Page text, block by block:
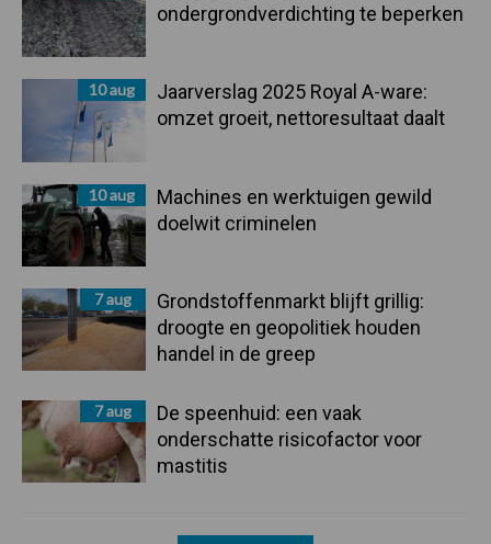
ondergrondverdichting te beperken
10 aug
Jaarverslag 2025 Royal A-ware:
omzet groeit, nettoresultaat daalt
10 aug
Machines en werktuigen gewild
doelwit criminelen
7 aug
Grondstoffenmarkt blijft grillig:
droogte en geopolitiek houden
handel in de greep
7 aug
De speenhuid: een vaak
onderschatte risicofactor voor
mastitis